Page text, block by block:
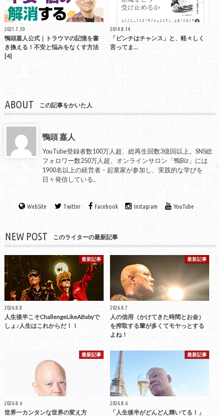
2021.7.30
鴨頭嘉人公式｜トラウマの記憶を書
き換える！不安と悩みをなくす方法
[4]
2014.8.14
「ピンチはチャンス」と、軽々しく
言ってま...
ABOUT この記事をかいた人
鴨頭 嘉人
YouTube登録者数100万人超、総再生回数3億回以上。SNS総
フォロワー数250万人超、オンラインサロン「鴨Biz」には
1900名以上の経営者・起業家が参加し、実践的な学びを
日々発信している。
WebSite Twitter Facebook Instagram YouTube
NEW POST このライターの最新記事
最新記事
2026.8.8
人生後半こそChallengeLikeABabyで
しょ♪人生はこれからだ！！
最新記事
2026.8.7
人の信用（かけてきた時間とお金）
を搾取する輩が多くてモヤっとする
よね！
最新記事
2026.8.6
世界一カンタンな世界の変え方
最新記事
2026.8.6
「人生後半がどんどん輝いてる！」